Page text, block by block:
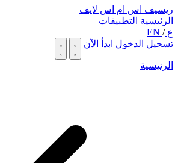
ريسيف اس ام اس لايف
الرئيسية التطبيقات
ع/
تسجيل الدخول ابدأ الآن
الرئيسية